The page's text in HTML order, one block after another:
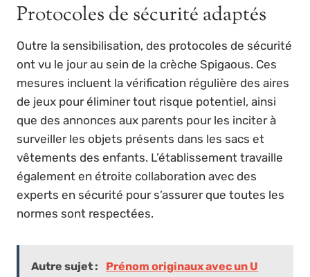
Protocoles de sécurité adaptés
Outre la sensibilisation, des protocoles de sécurité
ont vu le jour au sein de la crèche Spigaous. Ces
mesures incluent la vérification régulière des aires
de jeux pour éliminer tout risque potentiel, ainsi
que des annonces aux parents pour les inciter à
surveiller les objets présents dans les sacs et
vêtements des enfants. L’établissement travaille
également en étroite collaboration avec des
experts en sécurité pour s’assurer que toutes les
normes sont respectées.
Autre sujet :
Prénom originaux avec un U